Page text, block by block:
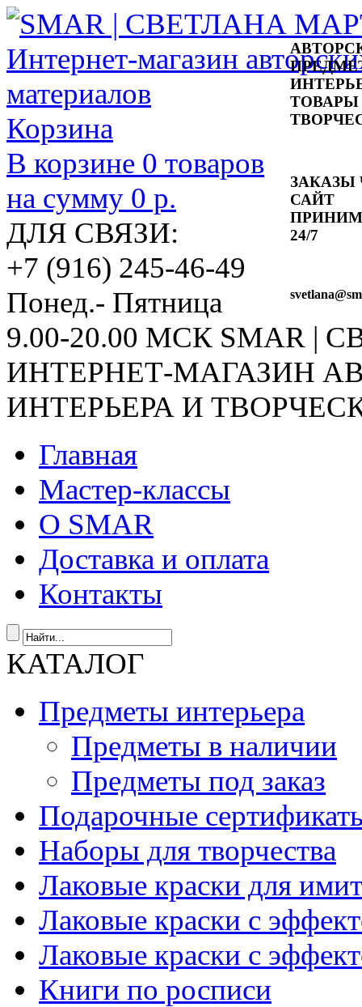
ТОВАРЫ
ЗАКАЗЫ
САЙТ
24/7
svetlana
Корзина
В корзине 0 товаров
на сумму 0 р.
ДЛЯ СВЯЗИ:
+7 (916) 245-46-49
Понед.- Пятница
9.00-20.00 МСК SMAR |
ИНТЕРНЕТ-МАГАЗИН
ИНТЕРЬЕРА И
Главная
Мастер-классы
О SMAR
Доставка и оплата
Контакты
КАТАЛОГ
Предметы интерьера
Предметы в наличии
Предметы под заказ
Подарочные
Наборы для творчества
Лаковые краски для
Лаковые краски с
Лаковые краски с
Книги по росписи